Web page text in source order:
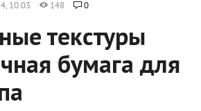
10:03 148 0
текстуры
бумага для